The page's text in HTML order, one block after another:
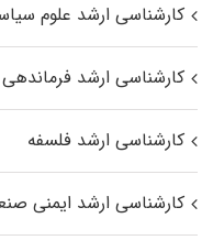
کارشناسی ارشد علوم
کارشناسی ارشد
کارشناسی ارشد فلسفه
کارشناسی ارشد ایمنی